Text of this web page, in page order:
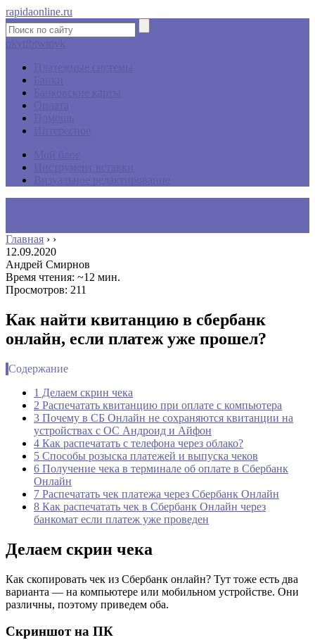
rapidaonline.ru
Главная › ›
12.09.2020
Андрей Смирнов
Время чтения: ~12 мин.
Просмотров: 211
Как найти квитанцию в сбербанк
онлайн, если платеж уже прошел?
Содержание
1 Делаем скрин чека
2 Распечатать квитанцию при оплате с компьютера
3 Почему в СБ Онлайн не сохраняются квитанции на
устройствах с ОС Андроид и Айфон
4 Как распечатать с телефона через облако?
5 Способы розыска платежей и выпуска чеков
6 Получение чека в терминале об оплате в Сбербанк
Онлайн
7 Распечатать чек платежа через Сбербанк Онлайн
8 Как распечатать чек в Сбербанк Онлайн через
банкомат если платеж уже проведен
Делаем скрин чека
Как скопировать чек из Сбербанк онлайн? Тут тоже есть два
варианта — на компьютере или мобильном устройстве. Они
различны, поэтому приведем оба.
Скриншот на ПК